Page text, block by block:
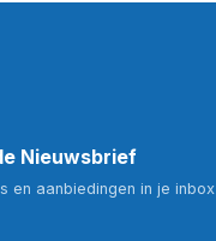
Nieuwsbrief
en aanbiedingen in je inbox